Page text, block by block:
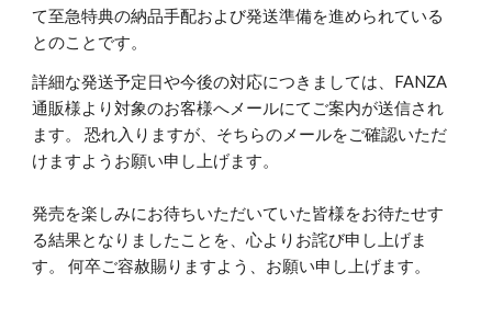
て至急特典の納品手配および発送準備を進められている
とのことです。
詳細な発送予定日や今後の対応につきましては、FANZA
通販様より対象のお客様へメールにてご案内が送信され
ます。 恐れ入りますが、そちらのメールをご確認いただ
けますようお願い申し上げます。
発売を楽しみにお待ちいただいていた皆様をお待たせす
る結果となりましたことを、心よりお詫び申し上げま
す。 何卒ご容赦賜りますよう、お願い申し上げます。